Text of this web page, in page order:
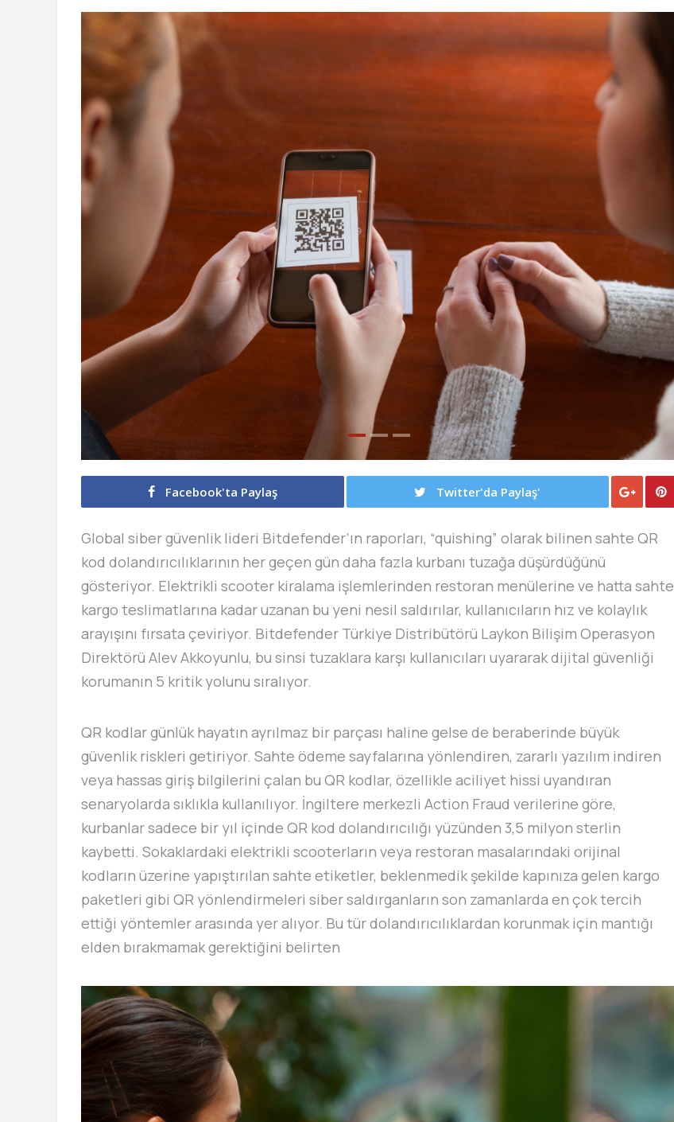
Facebook'ta Paylaş Twitter'da Paylaş'
Global siber güvenlik lideri Bitdefender’ın raporları, “quishing” olarak bilinen sahte QR
kod dolandırıcılıklarının her geçen gün daha fazla kurbanı tuzağa düşürdüğünü
gösteriyor. Elektrikli scooter kiralama işlemlerinden restoran menülerine ve hatta sahte
kargo teslimatlarına kadar uzanan bu yeni nesil saldırılar, kullanıcıların hız ve kolaylık
arayışını fırsata çeviriyor. Bitdefender Türkiye Distribütörü Laykon Bilişim Operasyon
Direktörü Alev Akkoyunlu, bu sinsi tuzaklara karşı kullanıcıları uyararak dijital güvenliği
korumanın 5 kritik yolunu sıralıyor.
QR kodlar günlük hayatın ayrılmaz bir parçası haline gelse de beraberinde büyük
güvenlik riskleri getiriyor. Sahte ödeme sayfalarına yönlendiren, zararlı yazılım indiren
veya hassas giriş bilgilerini çalan bu QR kodlar, özellikle aciliyet hissi uyandıran
senaryolarda sıklıkla kullanılıyor. İngiltere merkezli Action Fraud verilerine göre,
kurbanlar sadece bir yıl içinde QR kod dolandırıcılığı yüzünden 3,5 milyon sterlin
kaybetti. Sokaklardaki elektrikli scooterların veya restoran masalarındaki orijinal
kodların üzerine yapıştırılan sahte etiketler, beklenmedik şekilde kapınıza gelen kargo
paketleri gibi QR yönlendirmeleri siber saldırganların son zamanlarda en çok tercih
ettiği yöntemler arasında yer alıyor. Bu tür dolandırıcılıklardan korunmak için mantığı
elden bırakmamak gerektiğini belirten